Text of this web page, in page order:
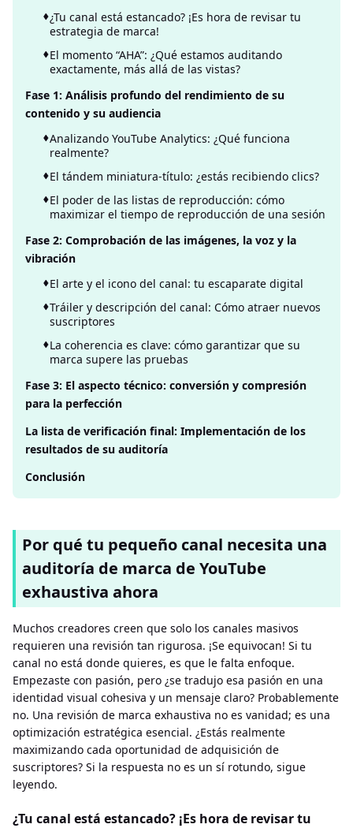
¿Tu canal está estancado? ¡Es hora de revisar tu
estrategia de marca!
El momento “AHA”: ¿Qué estamos auditando
exactamente, más allá de las vistas?
Fase 1: Análisis profundo del rendimiento de su
contenido y su audiencia
Analizando YouTube Analytics: ¿Qué funciona
realmente?
El tándem miniatura-título: ¿estás recibiendo clics?
El poder de las listas de reproducción: cómo
maximizar el tiempo de reproducción de una sesión
Fase 2: Comprobación de las imágenes, la voz y la
vibración
El arte y el icono del canal: tu escaparate digital
Tráiler y descripción del canal: Cómo atraer nuevos
suscriptores
La coherencia es clave: cómo garantizar que su
marca supere las pruebas
Fase 3: El aspecto técnico: conversión y compresión
para la perfección
La lista de verificación final: Implementación de los
resultados de su auditoría
Conclusión
Por qué tu pequeño canal necesita una
auditoría de marca de YouTube
exhaustiva ahora
Muchos creadores creen que solo los canales masivos
requieren una revisión tan rigurosa. ¡Se equivocan! Si tu
canal no está donde quieres, es que le falta enfoque.
Empezaste con pasión, pero ¿se tradujo esa pasión en una
identidad visual cohesiva y un mensaje claro? Probablemente
no. Una revisión de marca exhaustiva no es vanidad; es una
optimización estratégica esencial. ¿Estás realmente
maximizando cada oportunidad de adquisición de
suscriptores? Si la respuesta no es un sí rotundo, sigue
leyendo.
¿Tu canal está estancado? ¡Es hora de revisar tu